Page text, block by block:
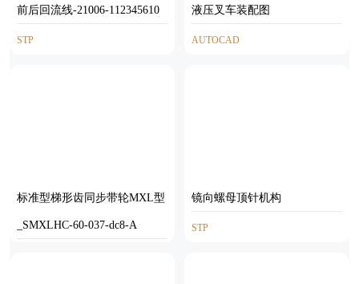
前后回流线-21006-112345610
STP
液压叉车装配图
AUTOCAD
标准型梯形齿同步带轮MXL型
_SMXLHC-60-037-dc8-A
镜向螺母顶针机构
STP